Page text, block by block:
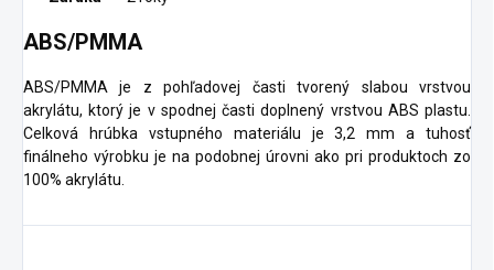
ABS/PMMA
ABS/PMMA je z pohľadovej časti tvorený slabou vrstvou
akrylátu, ktorý je v spodnej časti doplnený vrstvou ABS plastu.
Celková hrúbka vstupného materiálu je 3,2 mm a tuhosť
finálneho výrobku je na podobnej úrovni ako pri produktoch zo
100% akrylátu.